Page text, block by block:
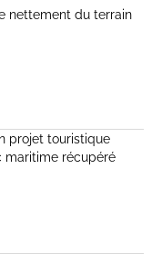
nettement du terrain
projet touristique
maritime récupéré